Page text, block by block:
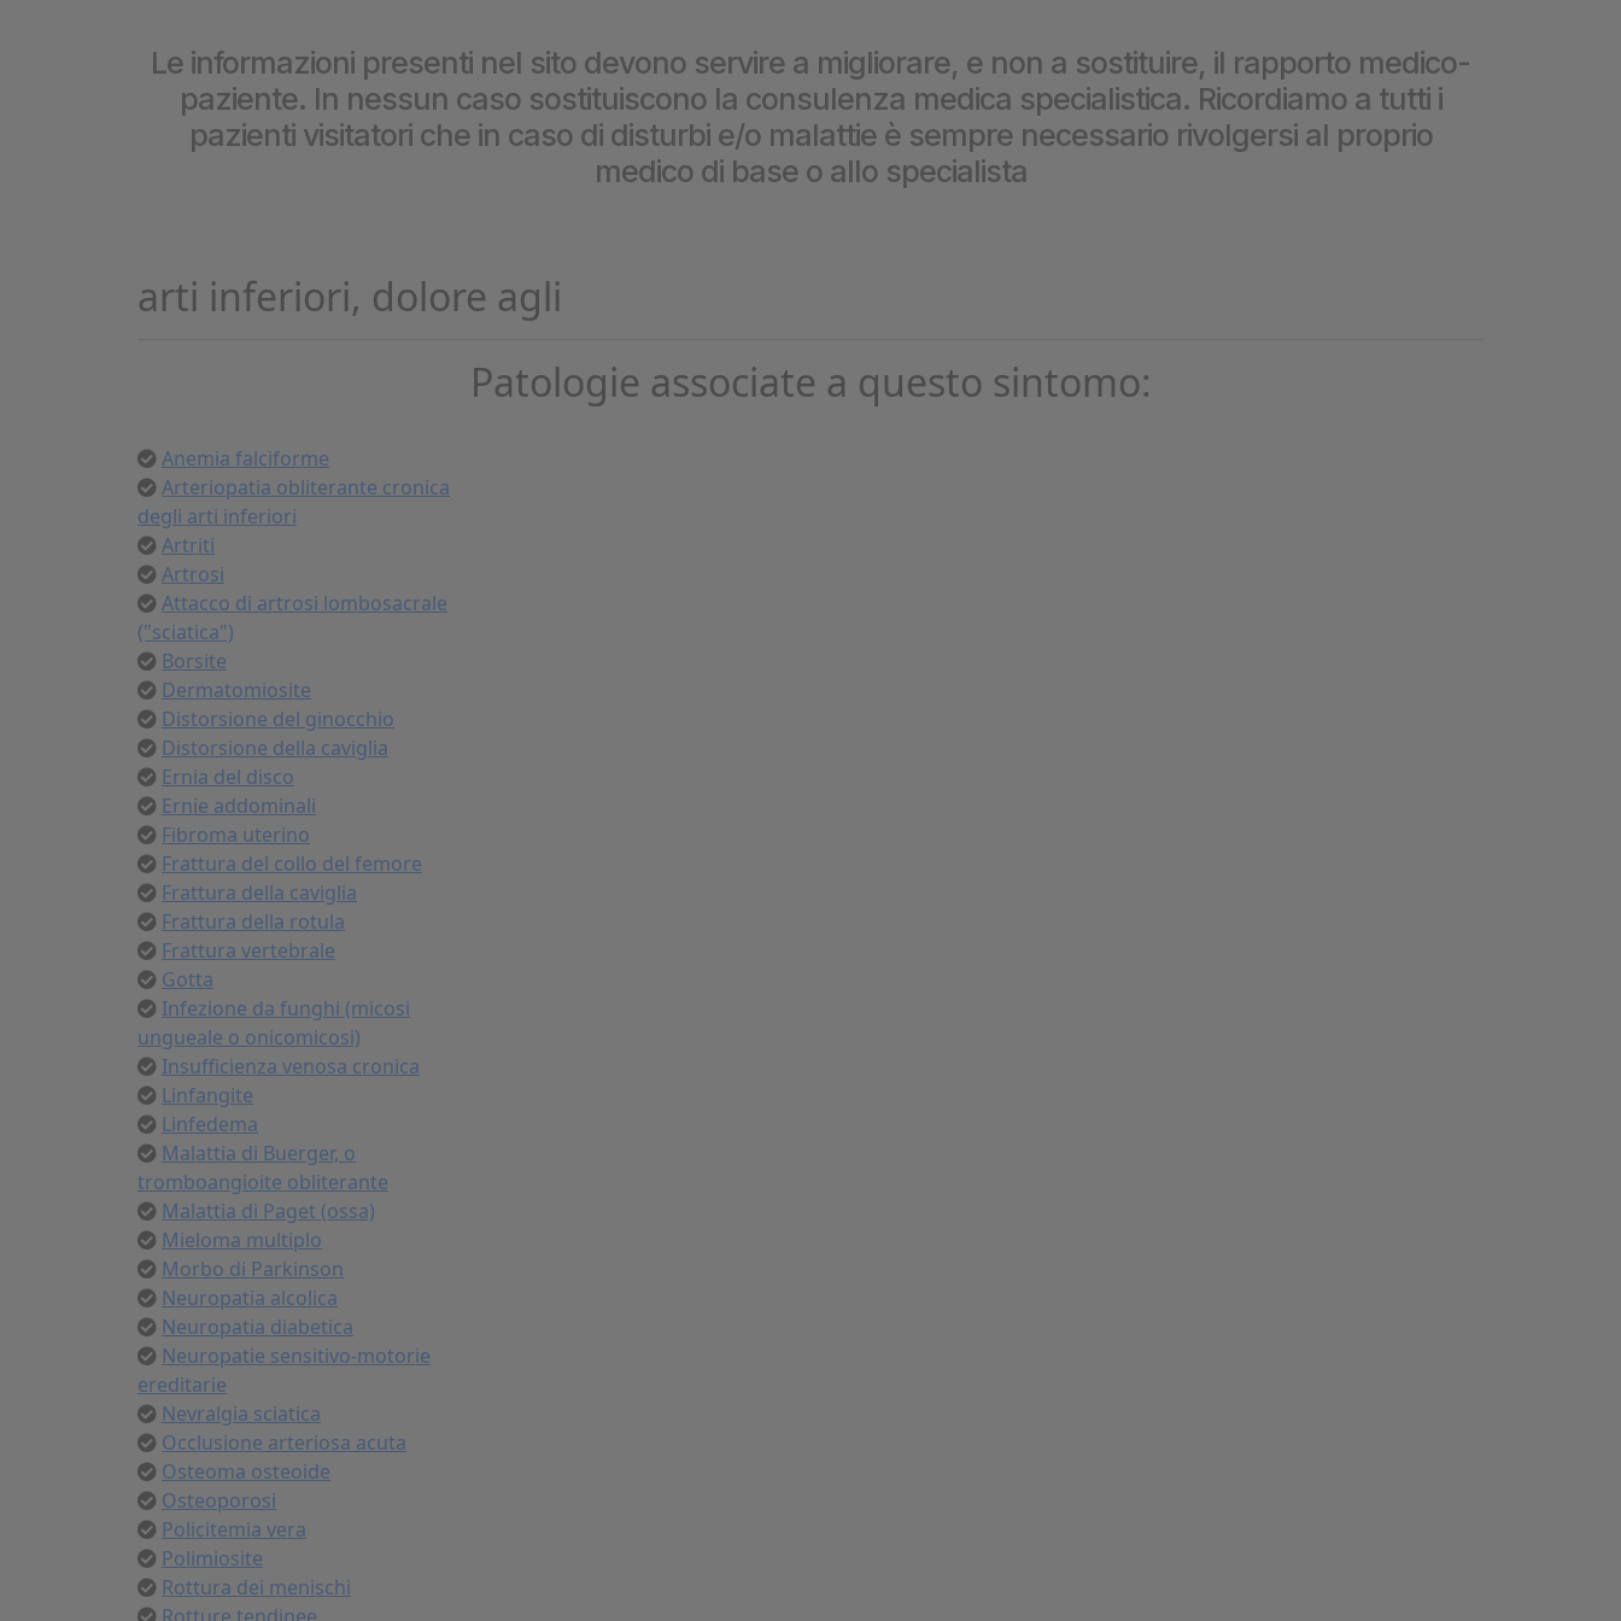
Le informazioni presenti nel sito devono servire a migliorare, e non a sostituire, il rapporto medico-
paziente. In nessun caso sostituiscono la consulenza medica specialistica. Ricordiamo a tutti i
pazienti visitatori che in caso di disturbi e/o malattie è sempre necessario rivolgersi al proprio
medico di base o allo specialista
arti inferiori, dolore agli
Patologie associate a questo sintomo:
Anemia falciforme
Arteriopatia obliterante cronica
degli arti inferiori
Artriti
Artrosi
Attacco di artrosi lombosacrale
("sciatica")
Borsite
Dermatomiosite
Distorsione del ginocchio
Distorsione della caviglia
Ernia del disco
Ernie addominali
Fibroma uterino
Frattura del collo del femore
Frattura della caviglia
Frattura della rotula
Frattura vertebrale
Gotta
Infezione da funghi (micosi
ungueale o onicomicosi)
Insufficienza venosa cronica
Linfangite
Linfedema
Malattia di Buerger, o
tromboangioite obliterante
Malattia di Paget (ossa)
Mieloma multiplo
Morbo di Parkinson
Neuropatia alcolica
Neuropatia diabetica
Neuropatie sensitivo-motorie
ereditarie
Nevralgia sciatica
Occlusione arteriosa acuta
Osteoma osteoide
Osteoporosi
Policitemia vera
Polimiosite
Rottura dei menischi
Cookie pubblicitari